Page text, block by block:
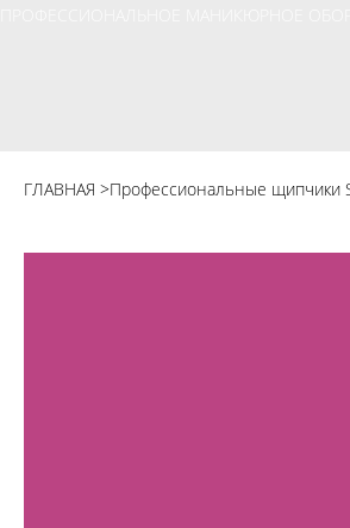
ГЛАВНАЯ >Профессиональные щипчики